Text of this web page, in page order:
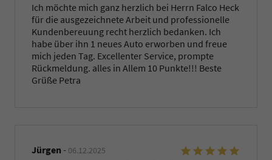
Ich möchte mich ganz herzlich bei Herrn Falco Heck
für die ausgezeichnete Arbeit und professionelle
Kundenbereuung recht herzlich bedanken. Ich
habe über ihn 1 neues Auto erworben und freue
mich jeden Tag. Excellenter Service, prompte
Rückmeldung. alles in Allem 10 Punkte!!! Beste
Grüße Petra
Jürgen - 06.12.2025